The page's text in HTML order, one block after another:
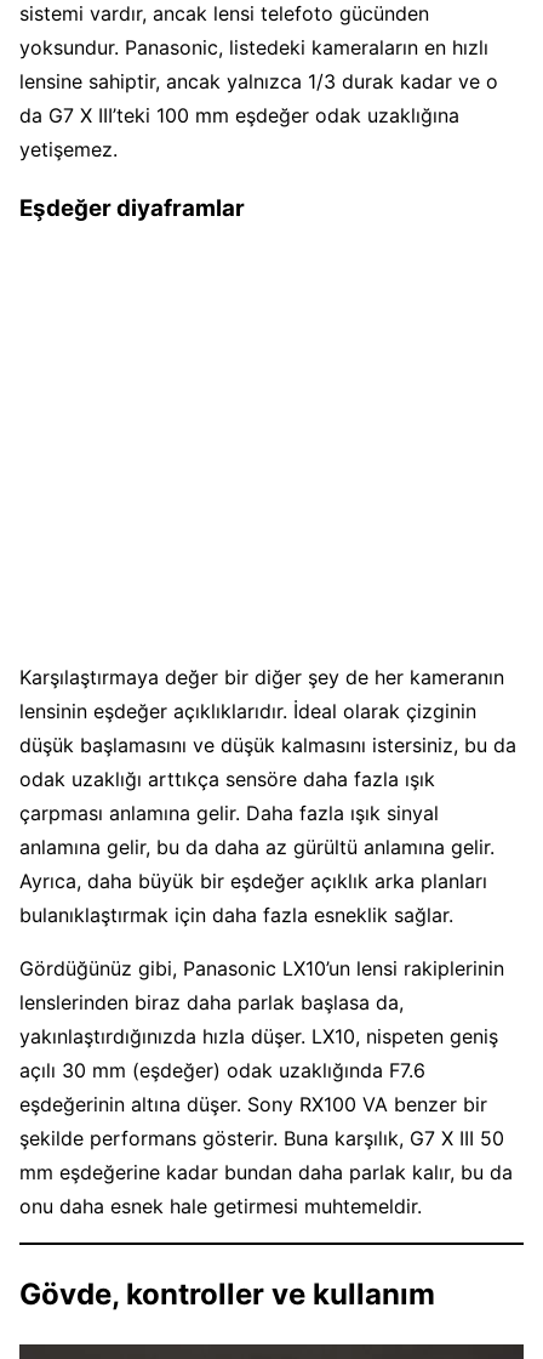
sistemi vardır, ancak lensi telefoto gücünden
yoksundur. Panasonic, listedeki kameraların en hızlı
lensine sahiptir, ancak yalnızca 1/3 durak kadar ve o
da G7 X III’teki 100 mm eşdeğer odak uzaklığına
yetişemez.
Eşdeğer diyaframlar
Karşılaştırmaya değer bir diğer şey de her kameranın
lensinin eşdeğer açıklıklarıdır. İdeal olarak çizginin
düşük başlamasını ve düşük kalmasını istersiniz, bu da
odak uzaklığı arttıkça sensöre daha fazla ışık
çarpması anlamına gelir. Daha fazla ışık sinyal
anlamına gelir, bu da daha az gürültü anlamına gelir.
Ayrıca, daha büyük bir eşdeğer açıklık arka planları
bulanıklaştırmak için daha fazla esneklik sağlar.
Gördüğünüz gibi, Panasonic LX10’un lensi rakiplerinin
lenslerinden biraz daha parlak başlasa da,
yakınlaştırdığınızda hızla düşer. LX10, nispeten geniş
açılı 30 mm (eşdeğer) odak uzaklığında F7.6
eşdeğerinin altına düşer. Sony RX100 VA benzer bir
şekilde performans gösterir. Buna karşılık, G7 X III 50
mm eşdeğerine kadar bundan daha parlak kalır, bu da
onu daha esnek hale getirmesi muhtemeldir.
Gövde, kontroller ve kullanım